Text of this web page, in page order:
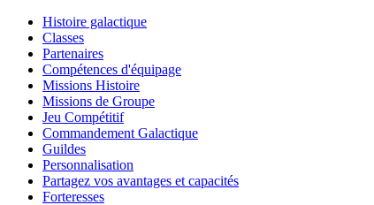
Histoire galactique
Classes
Partenaires
Compétences d'équipage
Missions Histoire
Missions de Groupe
Jeu Compétitif
Commandement Galactique
Guildes
Personnalisation
Partagez vos avantages et capacités
Forteresses